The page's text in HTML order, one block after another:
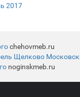
2017
chehovmeb.ru
Щелково
noginskmeb.ru